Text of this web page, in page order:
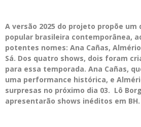
A versão 2025 do projeto propõe um
popular brasileira contemporânea,
potentes nomes: Ana Cañas,
Sá. Dos quatro shows, dois foram
para essa temporada. Ana Cañas,
uma performance histórica, e
surpresas no próximo dia 03. Lô
apresentarão shows inéditos em BH.